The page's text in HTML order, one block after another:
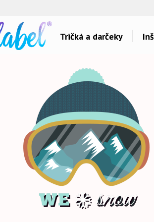
Tričká a darčeky
pro babičku
pro bráchu
pro dědu
pro partnera
pro partnerku
pro přátele
Témy potlačí
Láska
Šport a auta
Detské
Hudba & Film
Humor
Ostatné
Všetko..